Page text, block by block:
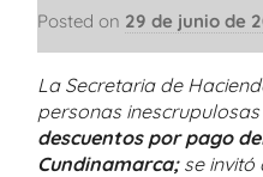
Posted on 29 de junio de
La Secretaria de
personas
descuentos por pago
Cundinamarca; se